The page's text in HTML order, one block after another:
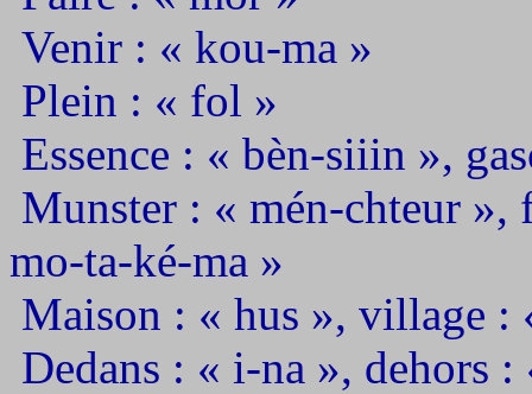
Venir : « kou-ma »
Plein : « fol »
Essence : « bèn-siiin »,
Munster : « mén-chteur »,
mo-ta-ké-ma »
Maison : « hus », village
Dedans : « i-na », dehors :